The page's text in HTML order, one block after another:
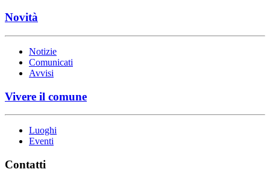
Novità
Notizie
Comunicati
Avvisi
Vivere il comune
Luoghi
Eventi
Contatti